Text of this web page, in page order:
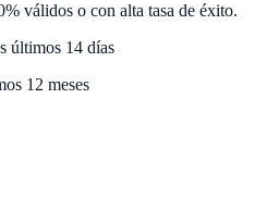
válidos o con alta tasa de éxito.
últimos 14 días
12 meses